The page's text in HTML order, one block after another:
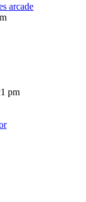
arcade
pm